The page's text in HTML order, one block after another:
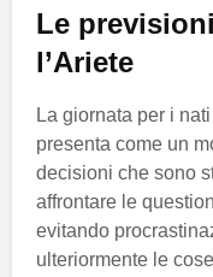
Le
l’Ariete
La giornata per i
presenta come un
decisioni che sono
affrontare le
evitando
ulteriormente le